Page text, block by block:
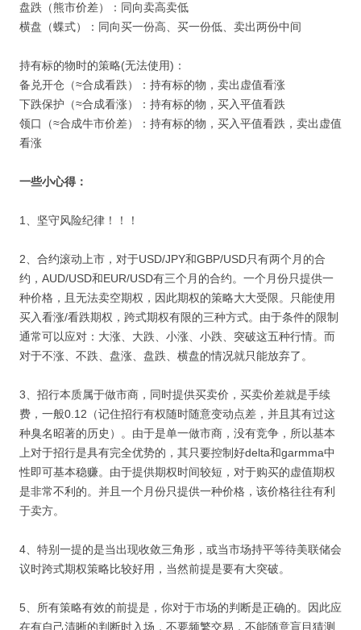
盘跌（熊市价差）：同向卖高卖低
横盘（蝶式）：同向买一份高、买一份低、卖出两份中间
持有标的物时的策略(无法使用)：
备兑开仓（≈合成看跌）：持有标的物，卖出虚值看涨
下跌保护（≈合成看涨）：持有标的物，买入平值看跌
领口（≈合成牛市价差）：持有标的物，买入平值看跌，卖出虚值
看涨
一些小心得：
1、坚守风险纪律！！！
2、合约滚动上市，对于USD/JPY和GBP/USD只有两个月的合
约，AUD/USD和EUR/USD有三个月的合约。一个月份只提供一
种价格，且无法卖空期权，因此期权的策略大大受限。只能使用
买入看涨/看跌期权，跨式期权有限的三种方式。由于条件的限制
通常可以应对：大涨、大跌、小涨、小跌、突破这五种行情。而
对于不涨、不跌、盘涨、盘跌、横盘的情况就只能放弃了。
3、招行本质属于做市商，同时提供买卖价，买卖价差就是手续
费，一般0.12（记住招行有权随时随意变动点差，并且其有过这
种臭名昭著的历史）。由于是单一做市商，没有竞争，所以基本
上对于招行是具有完全优势的，其只要控制好delta和garmma中
性即可基本稳赚。由于提供期权时间较短，对于购买的虚值期权
是非常不利的。并且一个月份只提供一种价格，该价格往往有利
于卖方。
4、特别一提的是当出现收敛三角形，或当市场持平等待美联储会
议时跨式期权策略比较好用，当然前提是要有大突破。
5、所有策略有效的前提是，你对于市场的判断是正确的。因此应
在有自己清晰的判断时入场，不要频繁交易，不能随意盲目猜测